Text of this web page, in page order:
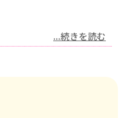
...続きを読む